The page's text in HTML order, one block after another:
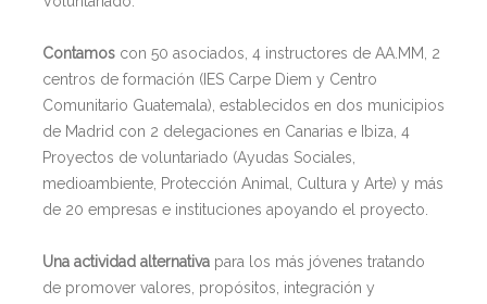
Contamos con 50 asociados, 4 instructores de AA.MM, 2
centros de formación (IES Carpe Diem y Centro
Comunitario Guatemala), establecidos en dos municipios
de Madrid con 2 delegaciones en Canarias e Ibiza, 4
Proyectos de voluntariado (Ayudas Sociales,
medioambiente, Protección Animal, Cultura y Arte) y más
de 20 empresas e instituciones apoyando el proyecto.
Una actividad alternativa para los más jóvenes tratando
de promover valores, propósitos, integración y